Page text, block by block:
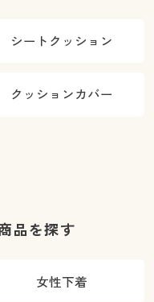
シートクッション
クッションカバー
品を探す
女性下着